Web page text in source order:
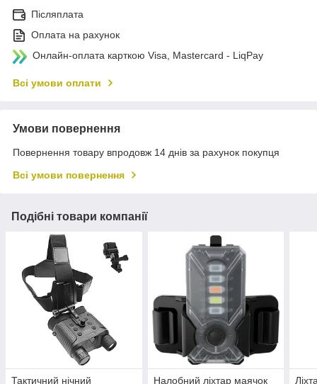
Післяплата
Оплата на рахунок
Онлайн-оплата карткою Visa, Mastercard - LiqPay
Всі умови оплати
Умови повернення
Повернення товару впродовж 14 днів за рахунок покупця
Всі умови повернення
Подібні товари компанії
Тактичний нічний
Налобний ліхтар маячок